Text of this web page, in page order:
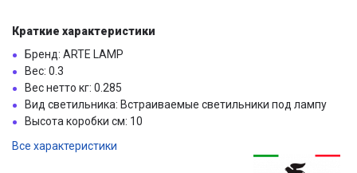
Краткие характеристики
Бренд: ARTE LAMP
Вес: 0.3
Вес нетто кг: 0.285
Вид светильника: Встраиваемые светильники под лампу
Высота коробки см: 10
Все характеристики